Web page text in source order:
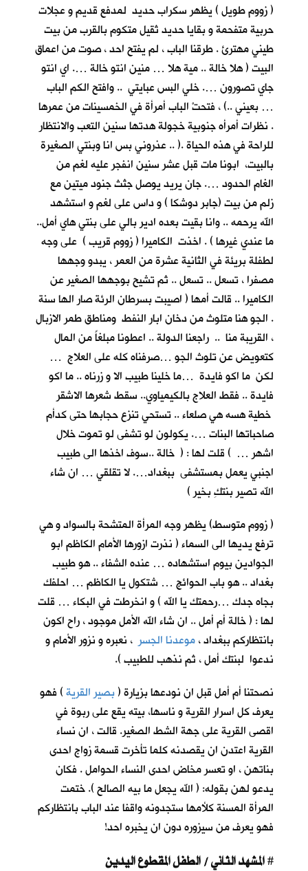
( زووم طويل ) يظهر سكراب حديد لمدفع قديم و عجلات
حربية متفحمة و بقايا حديد ثقيل متكوم بالقرب من بيت
طيني مهترئ . طرقنا الباب ، لم يفتح احد ، صوت من اعماق
البيت ( هلا خالة .. مية هلا … منين انتو خالة …. اي انتو
جاي تصورون …. خلي البس عبايتي .. وافتح الكم الباب
… بعيني ..) ، فتحتْ الباب أمرأة في الخمسينات من عمرها
. نظرات أمرأه جنوبية خجولة هدتها سنين التعب والانتظار
للراحة في هذه الحياة .( .. عذروني بس انا وبنتي الصغيرة
بالبيت، ابونا مات قبل عشر سنين انفجر عليه لغم من
الغام الحدود …. جان يريد يوصل جثث جنود ميتين مع
زلم من بيت (جابر دوشكا ) و داس على لغم و استشهد
الله يرحمه .. وانا بقيت بعده ادير بالي على بنتي هاي أمل..
ما عندي غيرها ) . اخذت الكاميرا ( زووم قريب ) على وجه
لطفلة بريئة في الثانية عشرة من العمر ، يبدو وجهها
مصفرا ، تسعل .. تسعل .. ثم تشيح بوجهها الصغير عن
الكاميرا .. قالت أمها ( اصيبت بسرطان الرئة صار الها سنة
. الجو هنا متلوث من دخان ابار النفط ومناطق طمر الازبال
، القريبة منا .. راجعنا الدولة .. اعطونا مبلغاً من المال
كتعويض عن تلوث الجو …صرفناه كله على العلاج …
لكن ما اكو فايدة …ما خلينا طبيب الا و زرناه .. ما اكو
فايدة .. فقط العلاج بالكيمياوي.. سقط شعرها الاشقر
خطية هسه هي صلعاء .. تستحي تنزع حجابها حتى كدأم
صاحباتها البنات …. يكولون لو تشفى لو تموت خلال
اشهر … ) قلت لها : ( خالة ..سوف اخذها الى طبيب
اجنبي يعمل بمستشفى ببغداد…. لا تقلقي … ان شاء
الله تصير بنتكِ بخير )
( زووم متوسط) يظهر وجه المرأة المتشحة بالسواد و هي
ترفع يديها الى السماء ( نذرت ازورها الأمام الكاظم ابو
الجوادين بيوم استشهاده … عنده الشفاء .. هو طبيب
بغداد .. هو باب الحوائج … شتكول يا الكاظم … احلفك
بجاه جدك …رحمتك يا الله ) و انخرطت في البكاء … قلت
لها : ( خالة أم أمل .. ان شاء الله الأمل موجود ، راح اكون
بانتظاركم ببغداد ،موعدنا الجسر ، نعبره و نزور الأمام و
ندعوا لبنتك أمل ، ثم نذهب للطبيب ).
نصحتنا أم أمل قبل ان نودعها بزيارة (بصير القرية) فهو
يعرف كل اسرار القرية و ناسها، بيته يقع على ربوة في
اقصى القرية على جهة الشط الصغير. قالت ، ان نساء
القرية اعتدن ان يقصدنه كلما تأخرت قسمة زواج احدى
بناتهن ، او تعسر مخاض احدى النساء الحوامل . فكان
يدعو لهن بقوله: ( الله يجعل ما بيه الصالح ). ختمت
المرأة المسنة كلأمها ستجدونه واقفا عند الباب بانتظاركم
فهو يعرف من سيزوره دون ان يخبره احد!
# المشهد الثاني / الطفل المقطوع اليدين